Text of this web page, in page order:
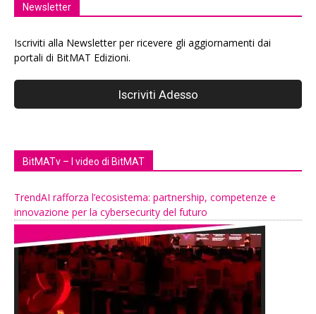
Newsletter
Iscriviti alla Newsletter per ricevere gli aggiornamenti dai
portali di BitMAT Edizioni.
BitMATv – I video di BitMAT
TrendAI rafforza l’ecosistema: partnership, competenze e
innovazione per la cybersecurity del futuro